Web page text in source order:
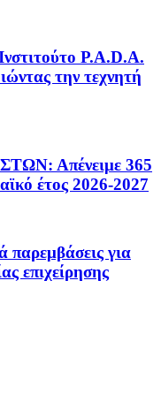
P.A.D.A.
την τεχνητή
Απένειμε 365
έτος 2026-2027
για
επιχείρησης